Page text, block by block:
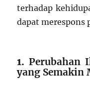
terhadap
dapat merespons
1.Perubahan
yang Semakin